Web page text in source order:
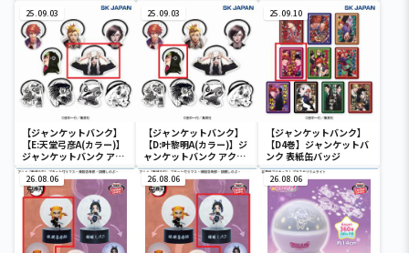
25.09.03
【ジャンケットバンク】
【E:天堂弓彦A(カラー)】
ジャンケットバンク アク
リルヘアゴム
25.09.03
【ジャンケットバンク】
【D:叶黎明A(カラー)】ジ
ャンケットバンク アクリ
ルヘアゴム
25.09.10
【ジャンケットバンク】
【D4巻】ジャンケットバ
ンク 表紙缶バッジ
26.08.06 26.08.06 26.08.06